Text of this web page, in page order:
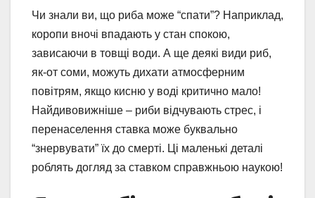
Чи знали ви, що риба може “спати”? Наприклад,
коропи вночі впадають у стан спокою,
зависаючи в товщі води. А ще деякі види риб,
як-от соми, можуть дихати атмосферним
повітрям, якщо кисню у воді критично мало!
Найдивовижніше – риби відчувають стрес, і
перенаселення ставка може буквально
“знервувати” їх до смерті. Ці маленькі деталі
роблять догляд за ставком справжньою наукою!